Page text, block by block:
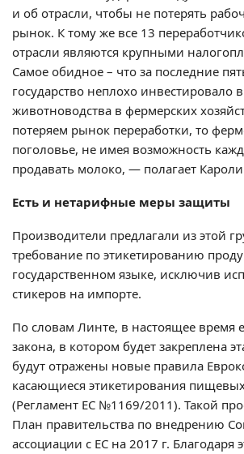
и об отрасли, чтобы не потерять
рынок. К тому же все 13
отрасли являются крупными
Самое обидное – что за последние
государство неплохо инвестировало
животноводства в фермерских
потеряем рынок переработки, то
поголовье, не имея возможность
продавать молоко, — полагает
Есть и нетарифные меры защиты
Производители предлагали из этой
требование по этикетированию
государственном языке, исключив
стикеров на импорте.
По словам Линте, в настоящее время
закона, в котором будет закреплена
будут отражены новые правила
касающиеся этикетирования
(Регламент ЕС №1169/2011). Такой
План правительства по внедрению
ассоциации с ЕС на 2017 г. Благодаря